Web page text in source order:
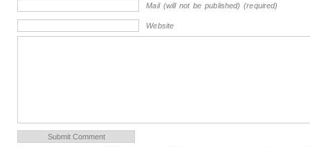
Mail (will not be published) (required)
Website